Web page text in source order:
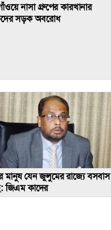
নাসা গ্রুপের কারখানার
সড়ক অবরোধ
মানুষ যেন জুলুমের রাজ্যে বসবাস
জিএম কাদের